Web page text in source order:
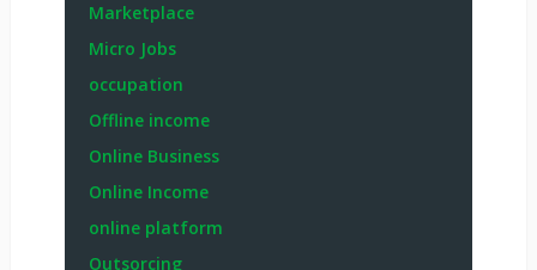
Marketplace
Micro Jobs
occupation
Offline income
Online Business
Online Income
online platform
Outsorcing